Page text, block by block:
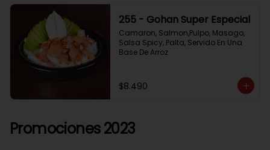
255 - Gohan Super Especial
Camaron, Salmon,Pulpo, Masago,
Salsa Spicy, Palta, Servido En Una
Base De Arroz
$8.490
Promociones 2023